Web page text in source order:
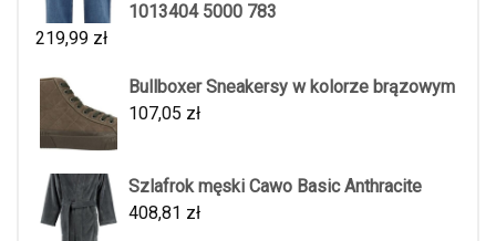
1013404 5000 783
219,99 zł
Bullboxer Sneakersy w kolorze brązowym
107,05 zł
Szlafrok męski Cawo Basic Anthracite
408,81 zł